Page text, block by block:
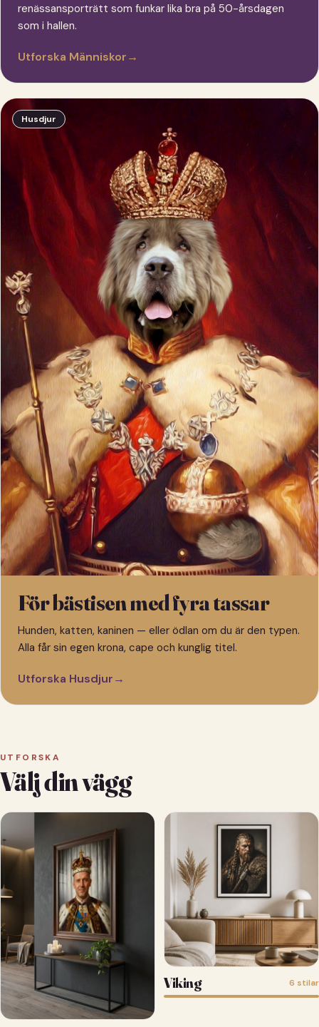
renässansporträtt som funkar lika bra på 50-årsdagen
som i hallen.
Utforska Människor→
Husdjur
För bästisen med fyra tassar
Hunden, katten, kaninen — eller ödlan om du är den typen.
Alla får sin egen krona, cape och kunglig titel.
Utforska Husdjur→
UTFORSKA
Välj din vägg
Viking 6 stilar